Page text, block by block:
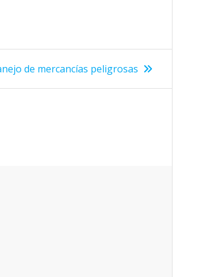
de mercancí­as peligrosas